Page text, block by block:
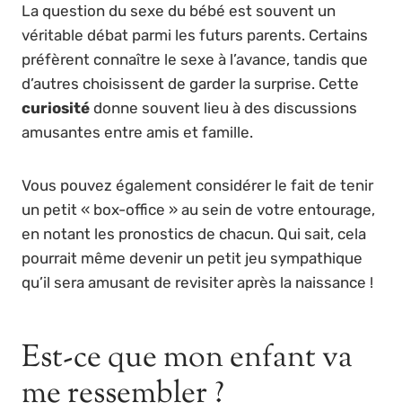
La question du sexe du bébé est souvent un
véritable débat parmi les futurs parents. Certains
préfèrent connaître le sexe à l’avance, tandis que
d’autres choisissent de garder la surprise. Cette
curiosité donne souvent lieu à des discussions
amusantes entre amis et famille.
Vous pouvez également considérer le fait de tenir
un petit « box-office » au sein de votre entourage,
en notant les pronostics de chacun. Qui sait, cela
pourrait même devenir un petit jeu sympathique
qu’il sera amusant de revisiter après la naissance !
Est-ce que mon enfant va
me ressembler ?